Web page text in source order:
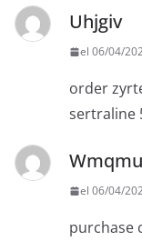
Uhjgiv
el 06/04/
order
sertraline
el 06/04/
purchase